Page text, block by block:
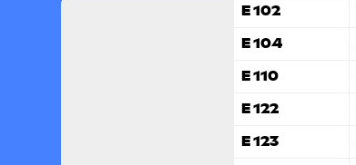
E 102
E 104
E 110
E 122
E 123